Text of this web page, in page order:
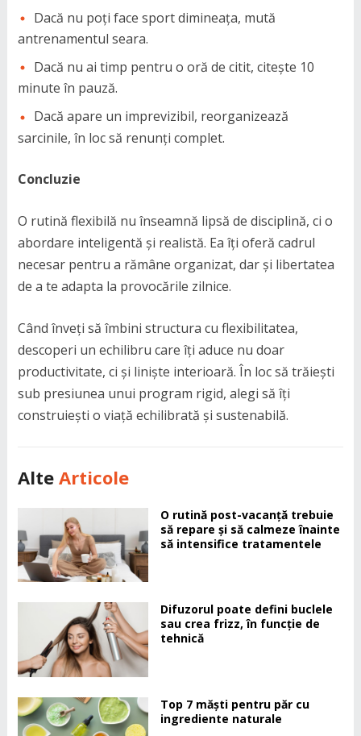
Dacă nu poți face sport dimineața, mută
antrenamentul seara.
Dacă nu ai timp pentru o oră de citit, citește 10
minute în pauză.
Dacă apare un imprevizibil, reorganizează
sarcinile, în loc să renunți complet.
Concluzie
O rutină flexibilă nu înseamnă lipsă de disciplină, ci o
abordare inteligentă și realistă. Ea îți oferă cadrul
necesar pentru a rămâne organizat, dar și libertatea
de a te adapta la provocările zilnice.
Când înveți să îmbini structura cu flexibilitatea,
descoperi un echilibru care îți aduce nu doar
productivitate, ci și liniște interioară. În loc să trăiești
sub presiunea unui program rigid, alegi să îți
construiești o viață echilibrată și sustenabilă.
Alte Articole
O rutină post-vacanță trebuie
să repare și să calmeze înainte
să intensifice tratamentele
Difuzorul poate defini buclele
sau crea frizz, în funcție de
tehnică
Top 7 măști pentru păr cu
ingrediente naturale